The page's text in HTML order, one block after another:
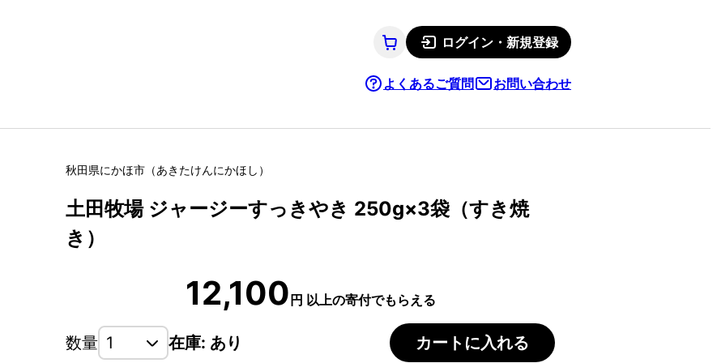
ログイン・新規登録
よくあるご質問 お問い合わせ
秋田県にかほ市 （あきたけんにかほし ）
土田牧場 ジャージーすっきやき 250g×3袋（すき焼
き）
12,100円 以上の寄付でもらえる
数量 在庫: あり カートに入れる